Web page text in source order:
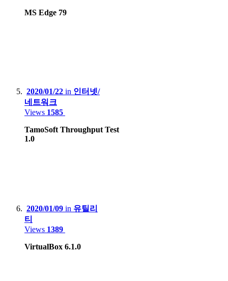
MS Edge 79
2020/01/22 in 인터넷/
네트워크
Views 1585
TamoSoft Throughput Test
1.0
2020/01/09 in 유틸리
티
Views 1389
VirtualBox 6.1.0